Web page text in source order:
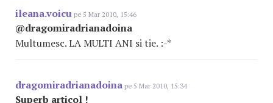
ileana.voicu pe 5 Mar 2010, 15:46
@dragomiradrianadoina
Multumesc. LA MULTI ANI si tie. :-*
dragomiradrianadoina pe 5 Mar 2010, 15:34
Superb articol !